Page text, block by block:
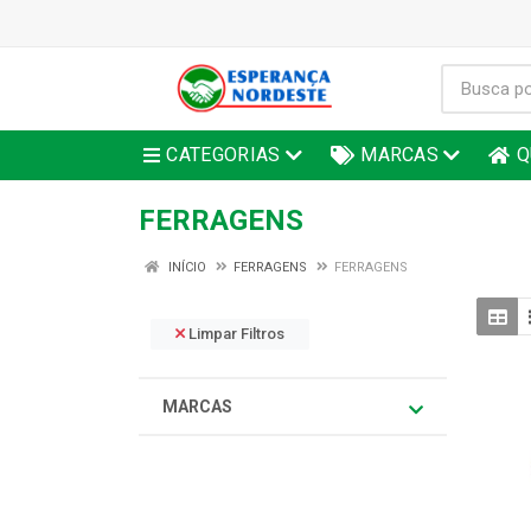
CATEGORIAS MARCAS
FERRAGENS
INÍCIO FERRAGENS FERRAGENS
Limpar Filtros
MARCAS